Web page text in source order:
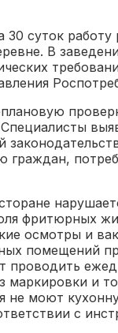
суток работу
В
фритюрных
осмотры и
помещений
проводить
маркировки и
не моют
с